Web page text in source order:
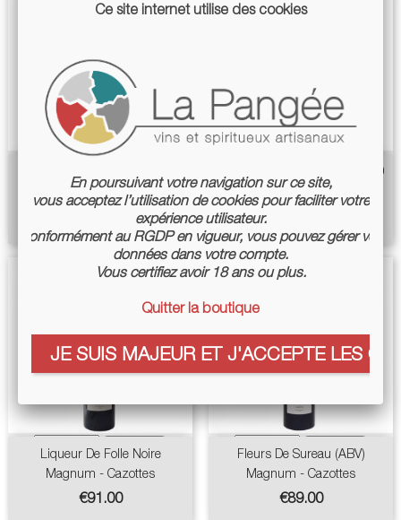
Cazottes
Brandy De Mauzac Rose 2009
50cl - Cazottes
Liqueur De Folle Noire
Magnum - Cazottes
Price
€91.00
Fleurs De Sureau (ABV)
Magnum - Cazottes
Price
€89.00
Ce site internet utilise des cookies
En poursuivant votre navigation sur ce site,
vous acceptez l’utilisation de cookies pour faciliter votre
expérience utilisateur.
Conformément au RGDP en vigueur, vous pouvez gérer vos
données dans votre compte.
Vous certifiez avoir 18 ans ou plus.
Quitter la boutique
JE SUIS MAJEUR ET J'ACCEPTE LES